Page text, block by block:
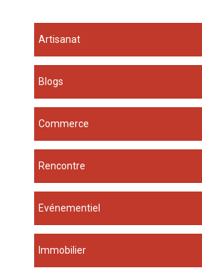
Artisanat
Blogs
Commerce
Rencontre
Evénementiel
Immobilier